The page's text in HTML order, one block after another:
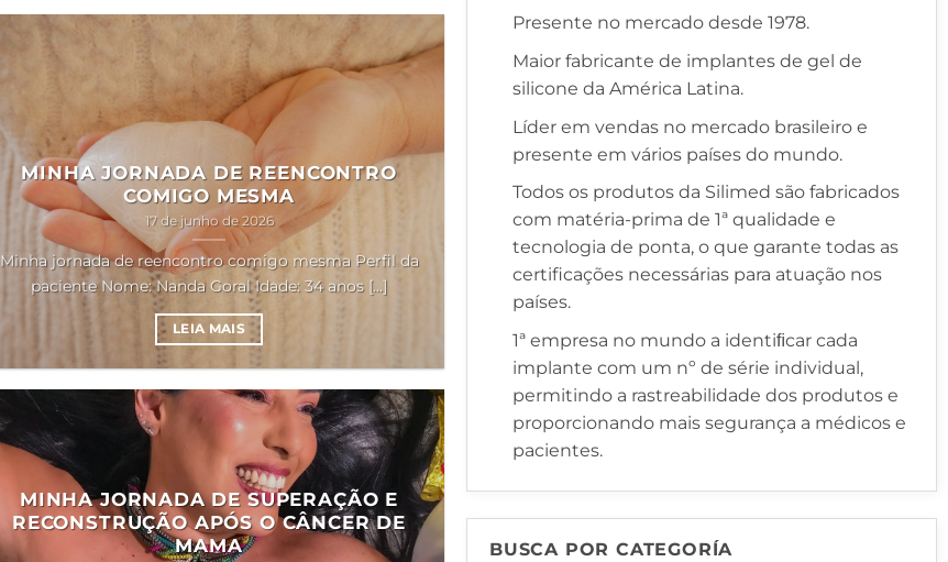
MINHA JORNADA DE REENCONTRO
COMIGO MESMA
17 de junho de 2026
Minha jornada de reencontro comigo mesma Perfil da
paciente Nome: Nanda Goral Idade: 34 anos [...]
LEIA MAIS
MINHA JORNADA DE SUPERAÇÃO E
RECONSTRUÇÃO APÓS O CÂNCER DE
MAMA
Presente no mercado desde 1978.
Maior fabricante de implantes de gel de
silicone da América Latina.
Líder em vendas no mercado brasileiro e
presente em vários países do mundo.
Todos os produtos da Silimed são fabricados
com matéria-prima de 1ª qualidade e
tecnologia de ponta, o que garante todas as
certificações necessárias para atuação nos
países.
1ª empresa no mundo a identiﬁcar cada
implante com um nº de série individual,
permitindo a rastreabilidade dos produtos e
proporcionando mais segurança a médicos e
pacientes.
BUSCA POR CATEGORÍA